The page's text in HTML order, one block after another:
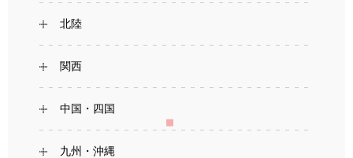
北陸
関西
中国・四国
九州・沖縄